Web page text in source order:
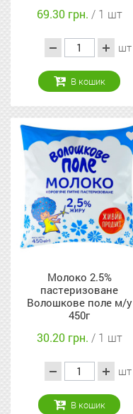
69.30 грн. / 1 шт
шт
В кошик
Молоко 2.5%
пастеризоване
Волошкове поле м/у
450г
30.20 грн. / 1 шт
шт
В кошик